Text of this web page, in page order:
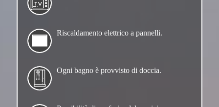
Riscaldamento elettrico a pannelli.
Ogni bagno è provvisto di doccia.